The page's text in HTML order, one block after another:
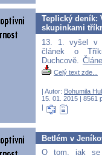
Teplický deník:
skupinkami
13. 1. vyšel v
článek o
Duchcově.
Celý text zde...
| Autor: Bohumila
15. 01. 2015 | 8561
|
Betlém v
O tom, jak se